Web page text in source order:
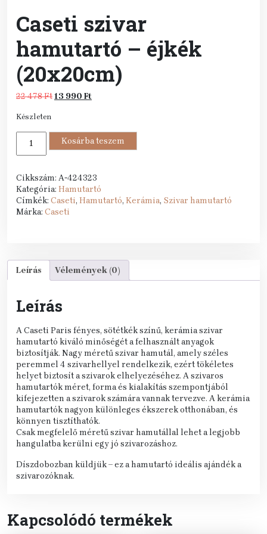
Caseti szivar
hamutartó – éjkék
(20x20cm)
22 478FtOriginal
22
478 Ft.
13 990 FtCurrent
13
990 Ft.
Készleten
szivar
éjkék
(20x20cm)
mennyiség
Kosárba teszem
Cikkszám: A-424323
Kategória: Hamutartó
Címkék: Caseti, Hamutartó, Kerámia, Szivar hamutartó
Márka: Caseti
Leírás Vélemények (0)
Leírás
A Caseti Paris fényes, sötétkék színű, kerámia szivar
hamutartó kiváló minőségét a felhasznált anyagok
biztosítják. Nagy méretű szivar hamutál, amely széles
peremmel 4 szivarhellyel rendelkezik, ezért tökéletes
helyet biztosít a szivarok elhelyezéséhez. A szivaros
hamutartók méret, forma és kialakítás szempontjából
kifejezetten a szivarok számára vannak tervezve. A kerámia
hamutartók nagyon különleges ékszerek otthonában, és
könnyen tisztíthatók.
Csak megfelelő méretű szivar hamutállal lehet a legjobb
hangulatba kerülni egy jó szivarozáshoz.
Díszdobozban küldjük – ez a hamutartó ideális ajándék a
szivarozóknak.
Kapcsolódó termékek